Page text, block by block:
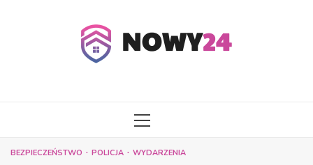
MENU
BEZPIECZEŃSTWO POLICJA WYDARZENIA